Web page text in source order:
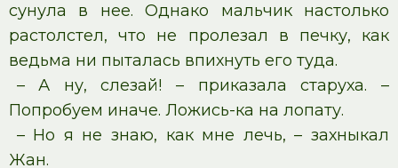
сунула в нее. Однако мальчик настолько
растолстел, что не пролезал в печку, как
ведьма ни пыталась впихнуть его туда.
– А ну, слезай! – приказала старуха. –
Попробуем иначе. Ложись-ка на лопату.
– Но я не знаю, как мне лечь, – захныкал
Жан.